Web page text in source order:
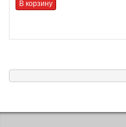
В корзину